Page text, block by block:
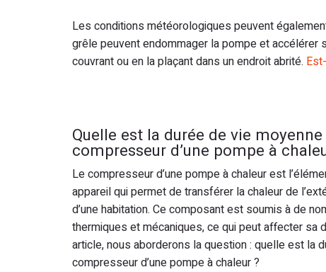
Les conditions météorologiques peuvent
grêle peuvent endommager la pompe et
couvrant ou en la plaçant dans un endroit abrité.
Quelle est la durée de vie moyenne
compresseur d’une pompe à
Le compresseur d’une pompe à chaleur est
appareil qui permet de transférer la chaleur de
d’une habitation. Ce composant est soumis à de
thermiques et mécaniques, ce qui peut affecter sa
article, nous aborderons la question : quelle est la
compresseur d’une pompe à chaleur ?